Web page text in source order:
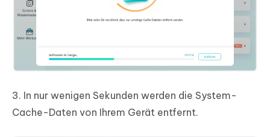
3. In nur wenigen Sekunden werden die System-
Cache-Daten von Ihrem Gerät entfernt.